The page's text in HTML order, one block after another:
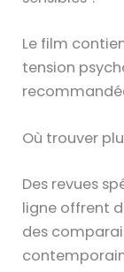
Le film
tension
Où trouver
Des revues
ligne offrent
des